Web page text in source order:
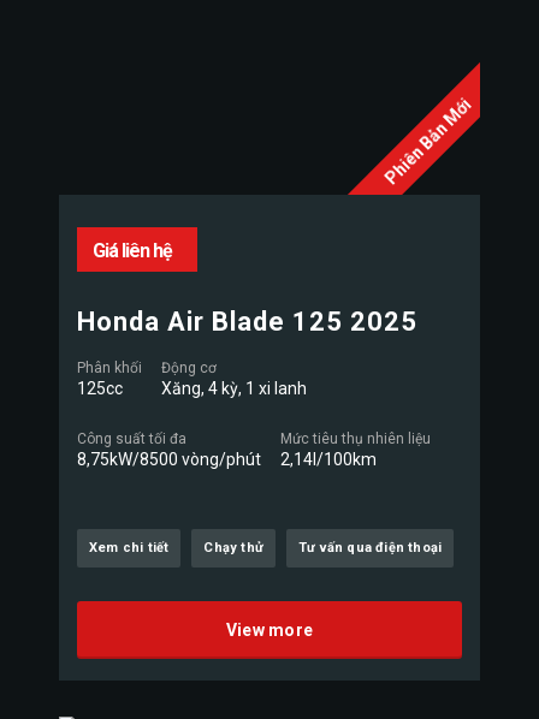
Phiên Bản Mới
Giá liên hệ
Honda Air Blade 125 2025
Phân khối
125cc
Động cơ
Xăng, 4 kỳ, 1 xi lanh
Công suất tối đa
8,75kW/8500 vòng/phút
Mức tiêu thụ nhiên liệu
2,14l/100km
Xem chi tiết Chạy thử Tư vấn qua điện thoại
View more